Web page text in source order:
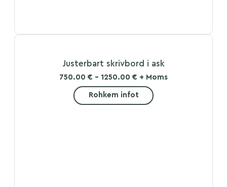
Justerbart skrivbord i ask
750.00 € - 1250.00 € + Moms
Rohkem infot